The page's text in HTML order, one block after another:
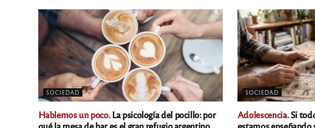
SOCIEDAD
Hablemos un poco.La psicología del pocillo: por
SOCIEDAD
Adolescencia.Si